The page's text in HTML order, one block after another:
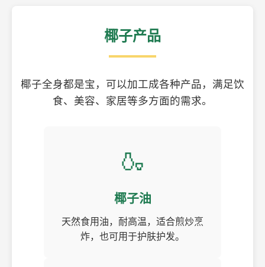
椰子产品
椰子全身都是宝，可以加工成各种产品，满足饮
食、美容、家居等多方面的需求。
🍶
椰子油
天然食用油，耐高温，适合煎炒烹
炸，也可用于护肤护发。